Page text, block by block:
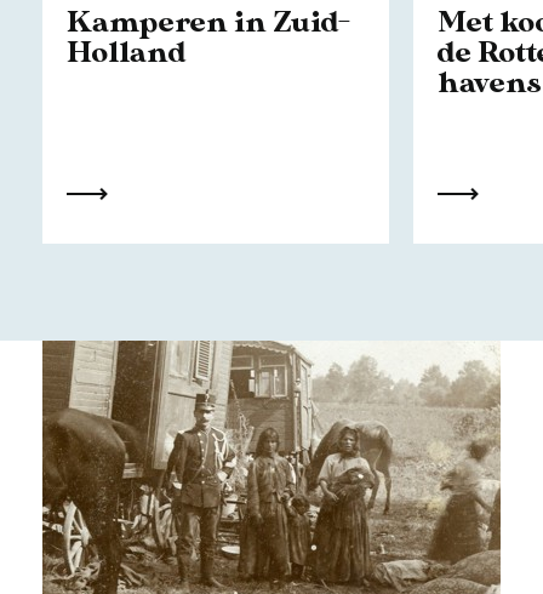
Kamperen in Zuid-
Holland
Met
de
havens